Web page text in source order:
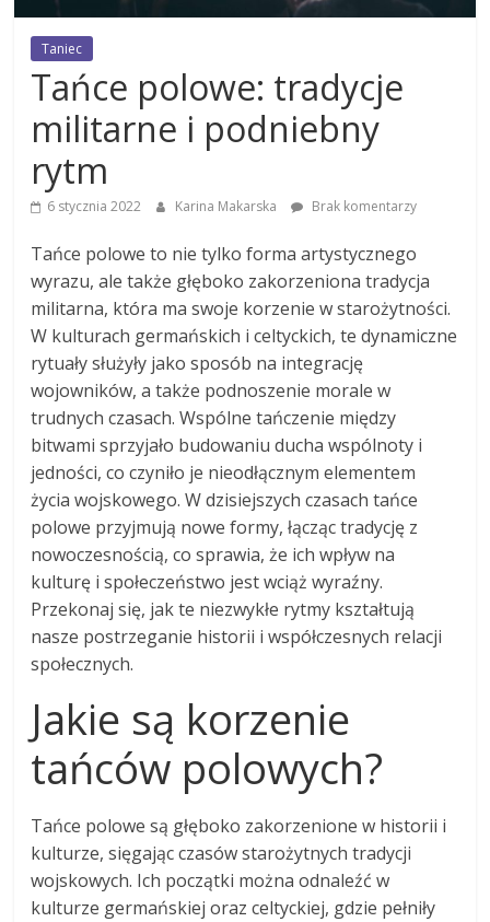
Taniec
Tańce polowe: tradycje
militarne i podniebny
rytm
6 stycznia 2022 Karina Makarska Brak komentarzy
Tańce polowe to nie tylko forma artystycznego
wyrazu, ale także głęboko zakorzeniona tradycja
militarna, która ma swoje korzenie w starożytności.
W kulturach germańskich i celtyckich, te dynamiczne
rytuały służyły jako sposób na integrację
wojowników, a także podnoszenie morale w
trudnych czasach. Wspólne tańczenie między
bitwami sprzyjało budowaniu ducha wspólnoty i
jedności, co czyniło je nieodłącznym elementem
życia wojskowego. W dzisiejszych czasach tańce
polowe przyjmują nowe formy, łącząc tradycję z
nowoczesnością, co sprawia, że ich wpływ na
kulturę i społeczeństwo jest wciąż wyraźny.
Przekonaj się, jak te niezwykłe rytmy kształtują
nasze postrzeganie historii i współczesnych relacji
społecznych.
Jakie są korzenie
tańców polowych?
Tańce polowe są głęboko zakorzenione w historii i
kulturze, sięgając czasów starożytnych tradycji
wojskowych. Ich początki można odnaleźć w
kulturze germańskiej oraz celtyckiej, gdzie pełniły